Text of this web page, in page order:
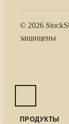
© 2026
защищены
ПРОДУКТЫ